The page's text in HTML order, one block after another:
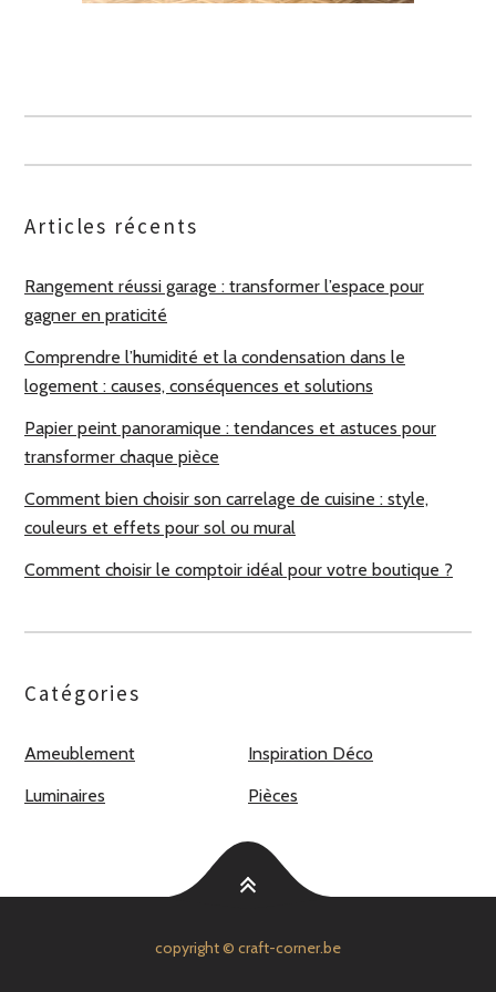
Articles récents
Rangement réussi garage : transformer l’espace pour
gagner en praticité
Comprendre l’humidité et la condensation dans le
logement : causes, conséquences et solutions
Papier peint panoramique : tendances et astuces pour
transformer chaque pièce
Comment bien choisir son carrelage de cuisine : style,
couleurs et effets pour sol ou mural
Comment choisir le comptoir idéal pour votre boutique ?
Catégories
Ameublement
Inspiration Déco
Luminaires
Pièces
copyright © craft-corner.be